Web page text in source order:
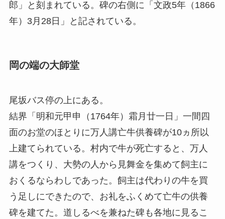
郎」と刻まれている。碑の右側に「文政5年（1866
年）3月28日」と記されている。
岡の端の大師堂
尾坂バス停の上にある。
結界「明和元甲申（1764年）霜月廿一日」一間四
面のお堂のほとりに万人講亡牛供養碑が10ヵ所以
上建てられている。村内で牛が死亡すると、万人
講をつくり、大勢の人から見舞金を集めて飼主に
おくるならわしであった。飼主は代わりの牛を買
う足しにできたので、お礼をふくめて亡牛の供養
碑を建てた。道しるべを兼ねた碑も各地に見るこ